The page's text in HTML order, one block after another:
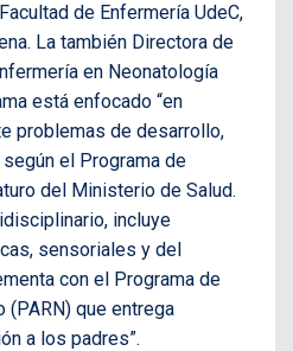
de Enfermería UdeC,
La también Directora de
en Neonatología
está enfocado “en
problemas de desarrollo,
el Programa de
del Ministerio de Salud.
incluye
sensoriales y del
con el Programa de
(PARN) que entrega
a los padres”.